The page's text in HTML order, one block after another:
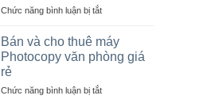
Hà
giá
rẻ
cho
thầu
Chức năng bình luận bị tắtở
máy
photo
tại
Trì,
Bán và cho thuê máy
Photocopy văn phòng giá
rẻ
Chức năng bình luận bị tắtở